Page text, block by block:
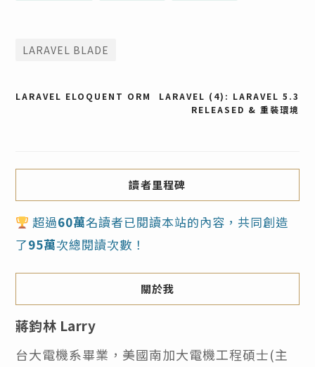
LARAVEL BLADE
文
LARAVEL (4): LARAVEL 5.3
RELEASED & 重裝環境
LARAVEL ELOQUENT ORM
讀者里程碑
超過60萬名讀者已閱讀本站的內容，共同創造
了95萬次總閱讀次數！
關於我
蔣鈞林 Larry
台大電機系畢業，美國南加大電機工程碩士(主